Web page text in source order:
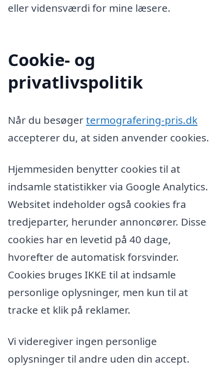
eller vidensværdi for mine læsere.
Cookie- og
privatlivspolitik
Når du besøgertermografering-pris.dk
accepterer du, at siden anvender cookies.
Hjemmesiden benytter cookies til at
indsamle statistikker via Google Analytics.
Websitet indeholder også cookies fra
tredjeparter, herunder annoncører. Disse
cookies har en levetid på 40 dage,
hvorefter de automatisk forsvinder.
Cookies bruges IKKE til at indsamle
personlige oplysninger, men kun til at
tracke et klik på reklamer.
Vi videregiver ingen personlige
oplysninger til andre uden din accept.